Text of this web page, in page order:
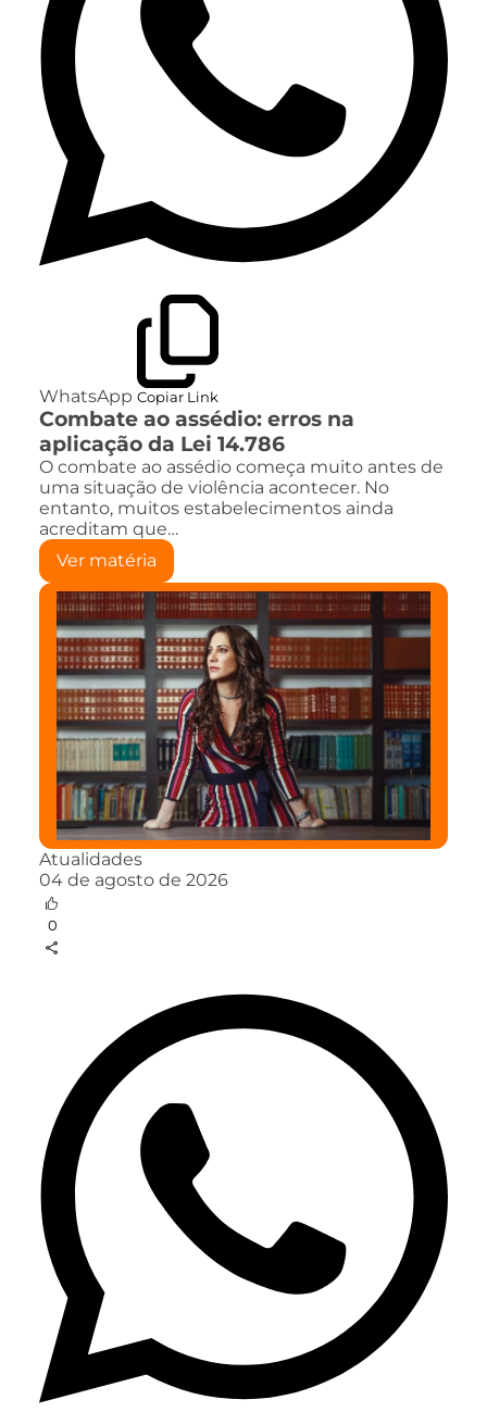
WhatsApp Copiar Link
Combate ao assédio: erros na
aplicação da Lei 14.786
O combate ao assédio começa muito antes de
uma situação de violência acontecer. No
entanto, muitos estabelecimentos ainda
acreditam que…
Ver matéria
Atualidades
04 de agosto de 2026
0